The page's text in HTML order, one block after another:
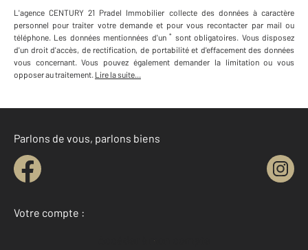
L'agence CENTURY 21 Pradel Immobilier collecte des données à caractère
personnel pour traiter votre demande et pour vous recontacter par mail ou
téléphone. Les données mentionnées d'un * sont obligatoires. Vous disposez
d'un droit d'accès, de rectification, de portabilité et d'effacement des données
vous concernant. Vous pouvez également demander la limitation ou vous
opposer au traitement. Lire la suite...
Parlons de vous, parlons biens
Votre compte :
Accéder à mon compte